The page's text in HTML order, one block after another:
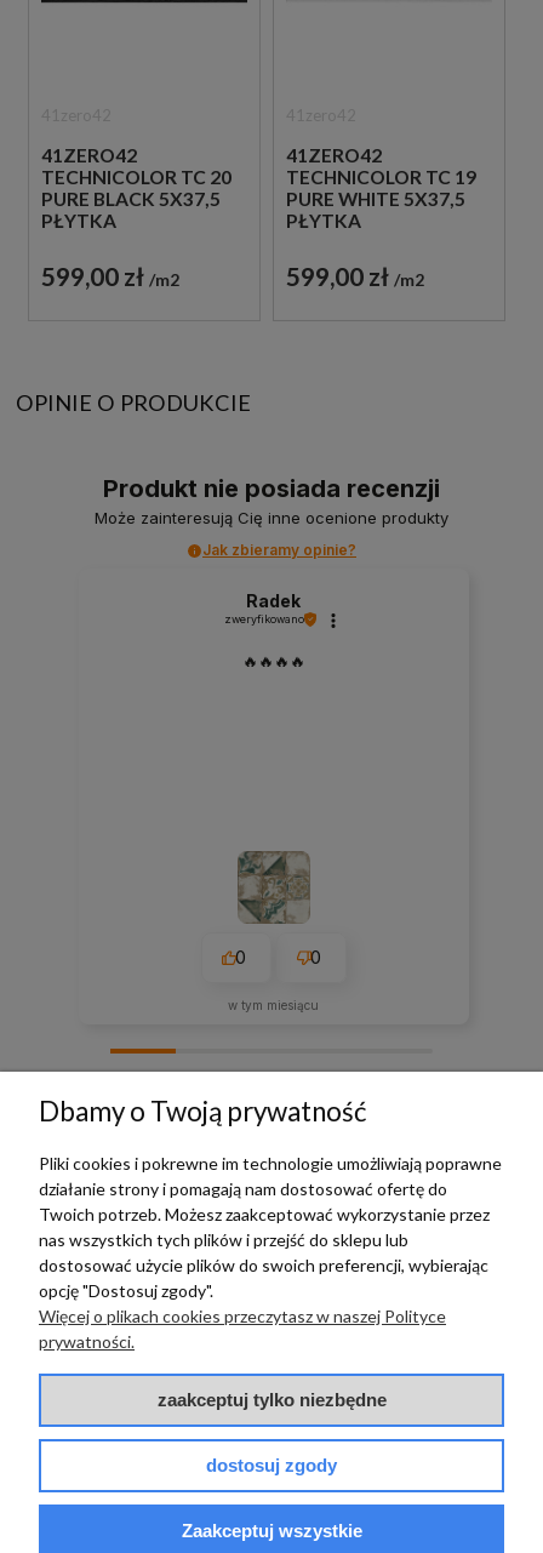
41ZERO42
TECHNICOLOR TC 20
PURE BLACK 5X37,5
PŁYTKA
599,00 zł m2
41ZERO42
TECHNICOLOR TC 19
PURE WHITE 5X37,5
PŁYTKA
599,00 zł m2
OPINIE O PRODUKCIE
Produkt nie posiada recenzji
Może zainteresują Cię inne ocenione produkty
Jak zbieramy opinie?
Radek
zweryfikowano
🔥🔥🔥🔥
0 0
w tym miesiącu
TERRADECO
BAZA WIEDZY
PŁATNOŚCI I DOSTAWA
code and analytics: terradeco
Dbamy o Twoją prywatność
Pliki cookies i pokrewne im technologie umożliwiają poprawne
działanie strony i pomagają nam dostosować ofertę do
Twoich potrzeb. Możesz zaakceptować wykorzystanie przez
nas wszystkich tych plików i przejść do sklepu lub
dostosować użycie plików do swoich preferencji, wybierając
opcję "Dostosuj zgody".
Więcej o plikach cookies przeczytasz w naszej Polityce
prywatności.
zaakceptuj tylko niezbędne
dostosuj zgody
Zaakceptuj wszystkie